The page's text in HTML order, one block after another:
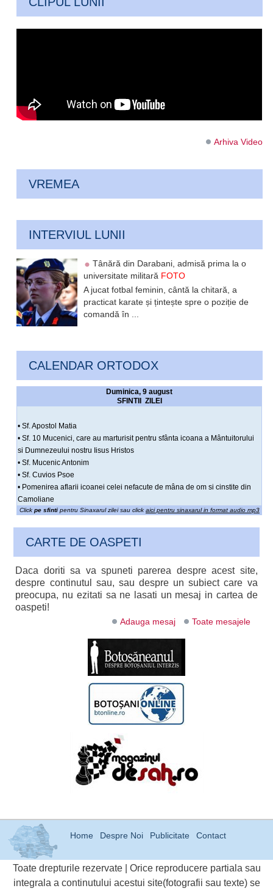
Arhiva Video
VREMEA
INTERVIUL LUNII
Tânără din Darabani, admisă prima la o
universitate militară FOTO
A jucat fotbal feminin, cântă la chitară, a
practicat karate și țintește spre o poziție de
comandă în ...
CALENDAR ORTODOX
Duminica, 9 august
SFINTII ZILEI
• Sf. Apostol Matia
• Sf. 10 Mucenici, care au marturisit pentru sfânta icoana a Mântuitorului
si Dumnezeului nostru Iisus Hristos
• Sf. Mucenic Antonim
• Sf. Cuvios Psoe
• Pomenirea aflarii icoanei celei nefacute de mâna de om si cinstite din
Camoliane
Click pe sfintipentru Sinaxarul zilei sau click aici pentru sinaxarul in format audio mp3
CARTE DE OASPETI
Daca doriti sa va spuneti parerea despre acest site,
despre continutul sau, sau despre un subiect care va
preocupa, nu ezitati sa ne lasati un mesaj in cartea de
oaspeti!
Adauga mesaj Toate mesajele
Home Despre Noi Publicitate Contact
Toate drepturile rezervate | Orice reproducere partiala sau
integrala a continutului acestui site(fotografii sau texte) se